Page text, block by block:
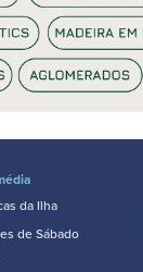
da Ilha
de Sábado